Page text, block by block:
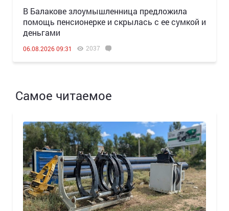
В Балакове злоумышленница предложила
помощь пенсионерке и скрылась с ее сумкой и
деньгами
06.08.2026 09:31 2037
Самое читаемое